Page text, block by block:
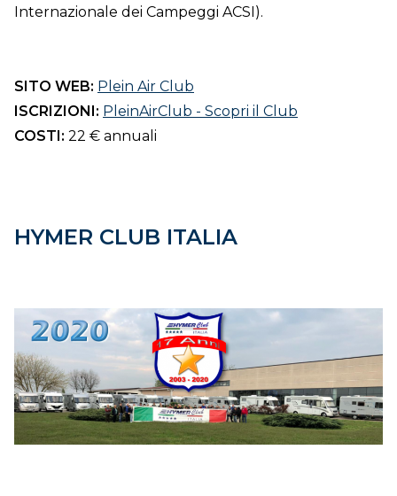
Internazionale dei Campeggi ACSI).
SITO WEB: Plein Air Club
ISCRIZIONI: PleinAirClub - Scopri il Club
COSTI: 22 € annuali
HYMER CLUB ITALIA